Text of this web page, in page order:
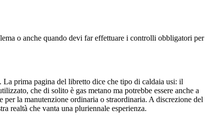
o anche quando devi far effettuare i controlli obbligatori per
prima pagina del libretto dice che tipo di caldaia usi: il
che di solito è gas metano ma potrebbe essere anche a
per la manutenzione ordinaria o straordinaria. A discrezione del
realtà che vanta una pluriennale esperienza.